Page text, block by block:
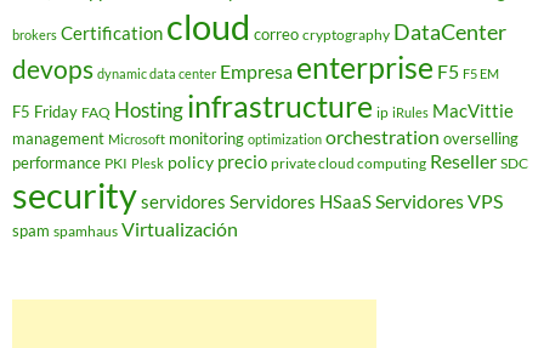
brokers Certification cloud correo cryptography DataCenter
devops dynamic data center Empresa enterprise F5 F5 EM
F5 Friday FAQ Hostinginfrastructure ip iRules MacVittie
management Microsoft monitoring optimization orchestration overselling
performance PKI Plesk policy precio private cloud computing Reseller SDC
securityservidores Servidores HSaaSServidores VPS
spam spamhaus Virtualización